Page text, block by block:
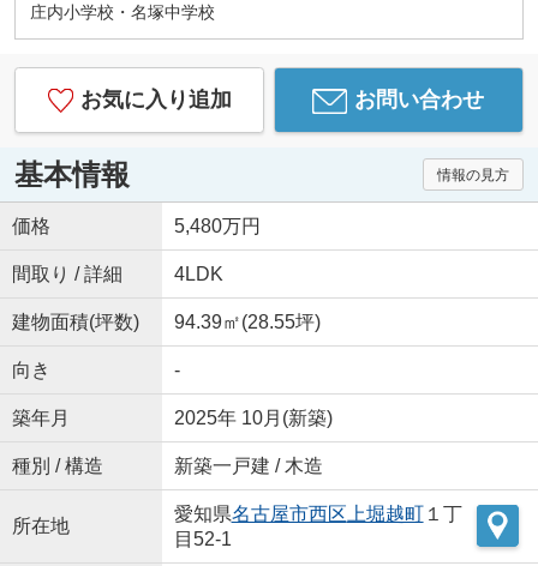
庄内小学校・名塚中学校
お気に入り追加 お問い合わせ
基本情報 情報の見方
価格 5,480万円
間取り / 詳細 4LDK
建物面積(坪数) 94.39㎡(28.55坪)
向き -
築年月 2025年 10月(新築)
種別 / 構造 新築一戸建 / 木造
所在地
愛知県名古屋市西区 上堀越町１丁
目52-1